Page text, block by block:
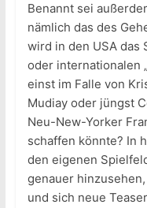
Benannt sei
nämlich das des
wird in den USA das
oder internationalen
einst im Falle von
Mudiay oder jüngst
Neu-New-Yorker
schaffen könnte? In
den eigenen
genauer
und sich neue